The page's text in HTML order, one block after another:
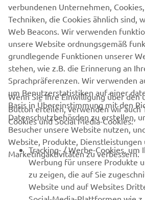
ALLE TERMINE FÜR
UNTERNEHMEN
B2B
MEHR VON YAMAHA
verbundenen Unternehmen,
Techniken, die Cookies ähnlich sind,
Web Beacons. Wir verwenden
unsere Website ordnungsgemäß
grundlegende Funktionen unserer
stehen, wie z.B. die Erinnerung an
Sprachpräferenzen. Wir verwenden
um Benutzerstatistiken auf einer
Basis in Übereinstimmung mit den
Datenschutzbehörden zu erstellen,
Besucher unsere Website nutzen,
Website, Produkte, Dienstleistungen
Marketingaktivitäten zu verbessern.
Wenn Sie Ihre Einwilligung über den
Button erteilen, verwenden wir auch
Cookies und Social Media-Cookies:
Tracking- / Werbe-Cookies, um
Werbung für unsere Produkte
zu zeigen, die auf Sie
Website und auf Websites